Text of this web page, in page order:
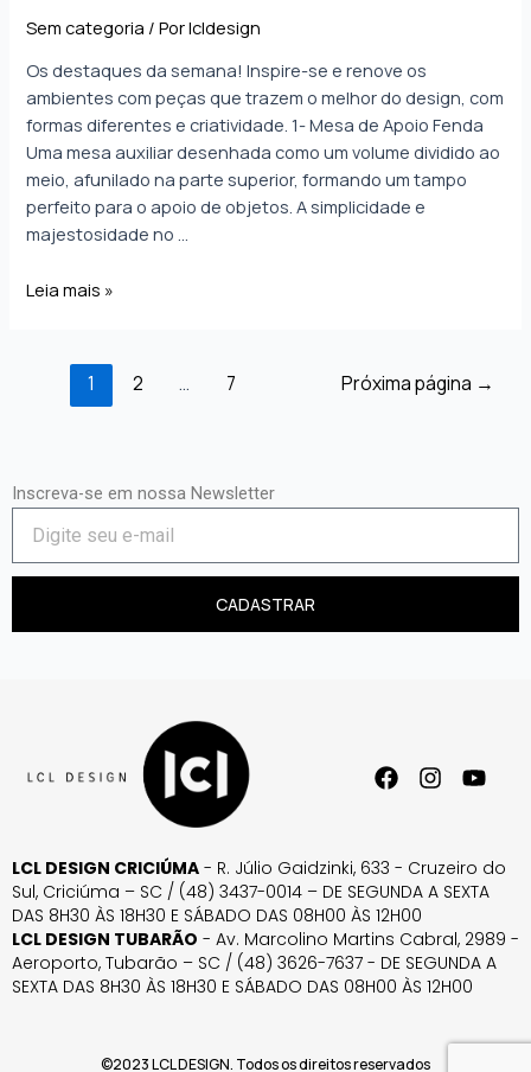
Sem categoria / Porlcldesign
Os destaques da semana! Inspire-se e renove os
ambientes com peças que trazem o melhor do design, com
formas diferentes e criatividade. 1- Mesa de Apoio Fenda
Uma mesa auxiliar desenhada como um volume dividido ao
meio, afunilado na parte superior, formando um tampo
perfeito para o apoio de objetos. A simplicidade e
majestosidade no …
Leia mais »
1 2 … 7 Próxima página →
Inscreva-se em nossa Newsletter
CADASTRAR
LCL DESIGN CRICIÚMA - R. Júlio Gaidzinki, 633 - Cruzeiro do
Sul, Criciúma – SC / (48) 3437-0014 – DE SEGUNDA A SEXTA
DAS 8H30 ÀS 18H30 E SÁBADO DAS 08H00 ÀS 12H00
LCL DESIGN TUBARÃO - Av. Marcolino Martins Cabral, 2989 -
Aeroporto, Tubarão – SC / (48) 3626-7637 - DE SEGUNDA A
SEXTA DAS 8H30 ÀS 18H30 E SÁBADO DAS 08H00 ÀS 12H00
©2023 LCL DESIGN. Todos os direitos reservados